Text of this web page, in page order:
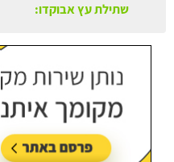
שתילת עץ אבוקדו: